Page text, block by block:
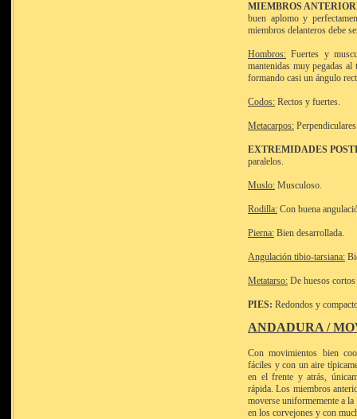
MIEMBROS
buen aplomo y
miembros delanteros debe
Hombros: Fuertes y
mantenidas muy pegadas
formando casi un ángulo
Codos: Rectos y fuertes.
Metacarpos:
EXTREMIDADES
paralelos.
Muslo: Musculoso.
Rodilla: Con buena
Pierna: Bien desarrollada.
Angulación tibio-tarsiana:
Metatarso: De huesos
PIES: Redondos y
ANDADURA /
Con movimientos bien
fáciles y con un aire
en el frente y atrás,
rápida. Los miembros
moverse uniformemente a
en los corvejones y con